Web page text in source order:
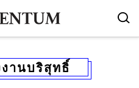
านบริสุทธิ์